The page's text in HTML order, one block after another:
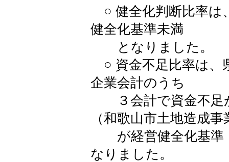
○ 健全化判断比率は
健全化基準未満
となりました。
○ 資金不足比率は、
企業会計のうち
３会計で資金不足
（和歌山市土地造成
が経営健全化基準
なりました。